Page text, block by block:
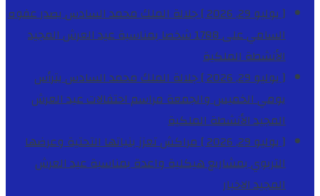
[ يوليو 29, 2026 ]
جلالة الملك محمد السادس يصدر عفوه
السامي على 1788 شخصا بمناسبة عيد العرش المجيد
الأنشطة الملكية
[ يوليو 29, 2026 ]
جلالة الملك محمد السادس يترأس
يومي الخميس والجمعة مراسم احتفالات عيد العرش
المجيدالأنشطة الملكية
[ يوليو 29, 2026 ]
مراكش تعزز بنياتها التحتية وعرضها
التربوي بمشاريع هيكلية واعدة بمناسبة عيد العرش
المجيدالاخبار